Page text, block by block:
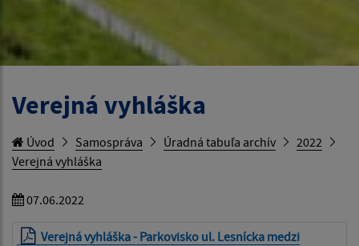
Verejná vyhláška
Úvod Samospráva Úradná tabuľa archív
2022
Verejná vyhláška
07.06.2022
Verejná vyhláška - Parkovisko ul. Lesnícka medzi